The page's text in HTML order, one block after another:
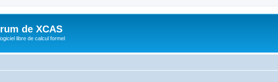
de XCAS
libre de calcul formel